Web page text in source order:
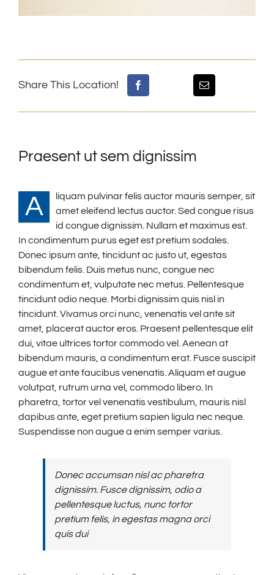
Share This Location!
Praesent ut sem dignissim
A
liquam pulvinar felis auctor mauris semper, sit
amet eleifend lectus auctor. Sed congue risus
id congue dignissim. Nullam et maximus est.
In condimentum purus eget est pretium sodales.
Donec ipsum ante, tincidunt ac justo ut, egestas
bibendum felis. Duis metus nunc, congue nec
condimentum et, vulputate nec metus. Pellentesque
tincidunt odio neque. Morbi dignissim quis nisl in
tincidunt. Vivamus orci nunc, venenatis vel ante sit
amet, placerat auctor eros. Praesent pellentesque elit
dui, vitae ultrices tortor commodo vel. Aenean at
bibendum mauris, a condimentum erat. Fusce suscipit
augue et ante faucibus venenatis. Aliquam et augue
volutpat, rutrum urna vel, commodo libero. In
pharetra, tortor vel venenatis vestibulum, mauris nisl
dapibus ante, eget pretium sapien ligula nec neque.
Suspendisse non augue a enim semper varius.
Donec accumsan nisl ac pharetra
dignissim. Fusce dignissim, odio a
pellentesque luctus, nunc tortor
pretium felis, in egestas magna orci
quis dui